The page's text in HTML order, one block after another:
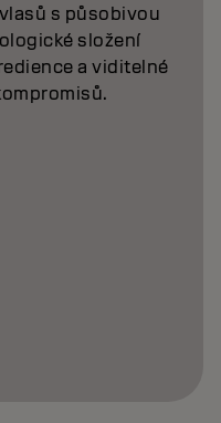
s působivou
složení
a viditelné